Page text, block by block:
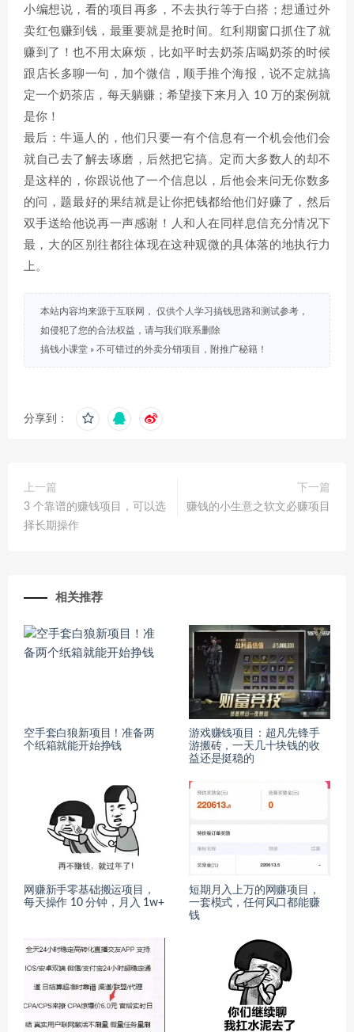
小编想说，看的项目再多，不去执行等于白搭；想通过外
卖红包赚到钱，最重要就是抢时间。红利期窗口抓住了就
赚到了！也不用太麻烦，比如平时去奶茶店喝奶茶的时候
跟店长多聊一句，加个微信，顺手推个海报，说不定就搞
定一个奶茶店，每天躺赚；希望接下来月入 10 万的案例就
是你！
最后：牛逼人的‬，他们只要一有‬个信息‬有一个机会他们会
就‬自己去了解去琢磨，后然‬把它搞。定‬而大多数人的‬却不
是这样的，你跟说他‬了一个信息以，后‬他会来问无你‬数多
的问，题‬最好的果结‬就是让你把钱都给他们好赚‬了，然后
双手送给他说再‬一声感谢！‬人和人在同样息信‬充分情况下
最，‬大的区别往都往‬体现在这种观微‬的具体落的‬地执行力
上。
本站内容均来源于互联网， 仅供个人学习搞钱思路和测试参考，
如侵犯了您的合法权益，请与我们联系删除
搞钱小课堂 » 不可错过的外卖分销项目，附推广秘籍！
分享到：
上一篇
3 个靠谱的赚钱项目，可以选
择长期操作
下一篇
赚钱的小生意之软文必赚项目
相关推荐
空手套白狼新项目！准备两
个纸箱就能开始挣钱
游戏赚钱项目：超凡先锋手
游搬砖，一天几十块钱的收
益还是挺稳的
网赚新手零基础搬运项目，
每天操作 10 分钟，月入 1w+
短期月入上万的网赚项目，
一套模式，任何风口都能赚
钱